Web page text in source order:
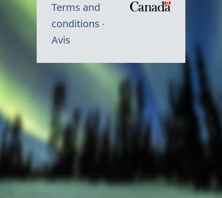
Terms and
conditions
Avis
Canada